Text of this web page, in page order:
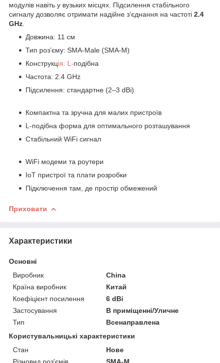
модулів навіть у вузьких місцях. Підсилення стабільного
сигналу дозволяє отримати надійне з’єднання на частоті 2.4
GHz
Довжина: 11 см
Тип роз’єму: SMA-Male (SMA-M)
Конструкція: L-подібна
Частота: 2.4 GHz
Підсилення: стандартне (2–3 dBi)
Компактна та зручна для малих пристроїв
L-подібна форма для оптимального розташування
Стабільний WiFi сигнал
WiFi модеми та роутери
IoT пристрої та плати розробки
Підключення там, де простір обмежений
Приховати
Характеристики
Основні
Виробник
China
Країна виробник
Китай
Коефіцієнт посилення
6 dBi
Застосування
В приміщенні/Уличне
Тип
Всенаправлена
Користувальницькі характеристики
Стан
Нове
Різновид роз'ємів
SMA-M